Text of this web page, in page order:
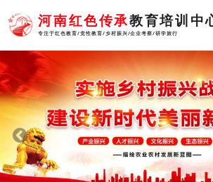
河南红色传承教育培训中
专注于红色教育/党性教育/乡村振兴/企业考察/研学旅行